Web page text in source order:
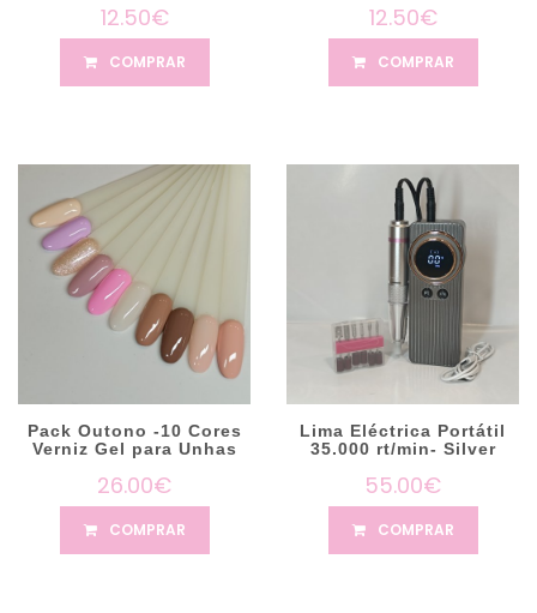
12.50€
COMPRAR
12.50€
COMPRAR
Pack Outono -10 Cores
Verniz Gel para Unhas
26.00€
COMPRAR
Lima Eléctrica Portátil
35.000 rt/min- Silver
55.00€
COMPRAR